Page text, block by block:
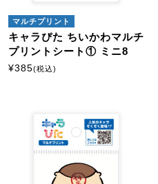
マルチプリント
キャラぴた ちいかわマルチ
プリントシート① ミニ8
¥385(税込)